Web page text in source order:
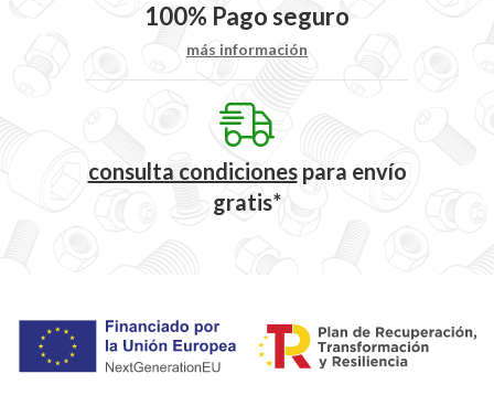
100% Pago seguro
más información
consulta condicionespara envío
gratis*